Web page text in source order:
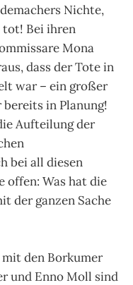
Nichte,
tot! Bei ihren
Mona
dass der Tote in
war – ein großer
in Planung!
Aufteilung der
bei all diesen
offen: Was hat die
der ganzen Sache
mit den Borkumer
und Enno Moll sind